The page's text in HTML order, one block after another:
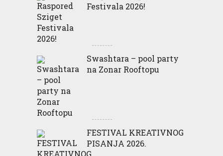
Festivala 2026!
Swashtara – pool party
na Zonar Rooftopu
FESTIVAL KREATIVNOG
PISANJA 2026.